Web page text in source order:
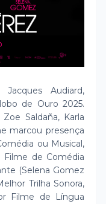
Audiard,
de Ouro 2025.
Saldaña, Karla
marcou presença
ou Musical,
de Comédia
(Selena Gomez
Trilha Sonora,
Filme de Língua